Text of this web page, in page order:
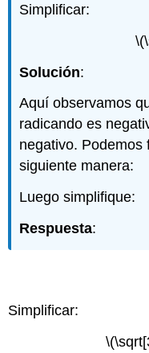
Simplificar:
Solución:
Aquí observamos
radicando es
negativo. Podemos
siguiente manera:
Luego simplifique:
Respuesta:
Simplificar: